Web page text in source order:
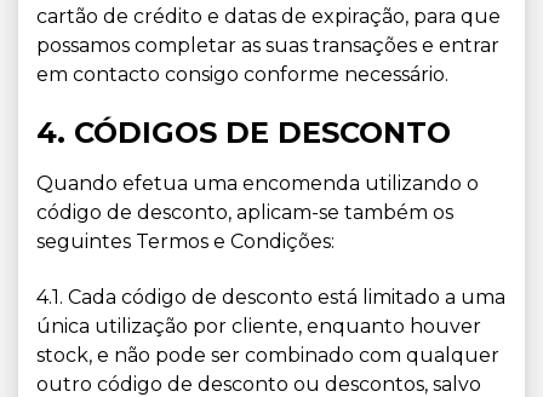
cartão de crédito e datas de expiração, para que
possamos completar as suas transações e entrar
em contacto consigo conforme necessário.
4. CÓDIGOS DE DESCONTO
Quando efetua uma encomenda utilizando o
código de desconto, aplicam-se também os
seguintes Termos e Condições:
4.1. Cada código de desconto está limitado a uma
única utilização por cliente, enquanto houver
stock, e não pode ser combinado com qualquer
outro código de desconto ou descontos, salvo